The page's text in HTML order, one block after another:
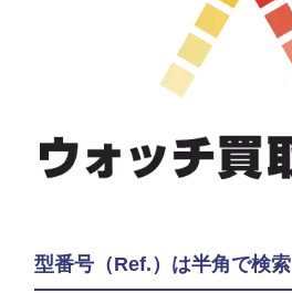
型番号（Ref.）は半角で検索